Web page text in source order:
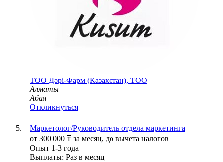
ТОО Дәрі-Фарм (Казахстан), ТОО
Алматы
Абая
Откликнуться
Маркетолог/Руководитель отдела маркетинга
от 300 000 ₸ за месяц, до вычета налогов
Опыт 1-3 года
Выплаты: Раз в месяц